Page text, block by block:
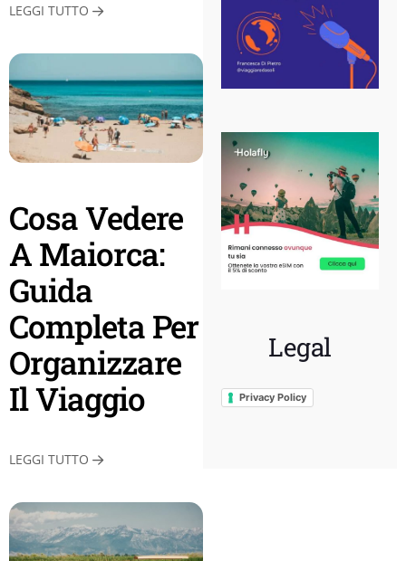
LEGGI TUTTO
Cosa Vedere
A Maiorca:
Guida
Completa Per
Organizzare
Il Viaggio
LEGGI TUTTO
Legal
Privacy Policy